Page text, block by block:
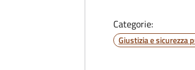
Categorie:
Giustizia e sicurezza